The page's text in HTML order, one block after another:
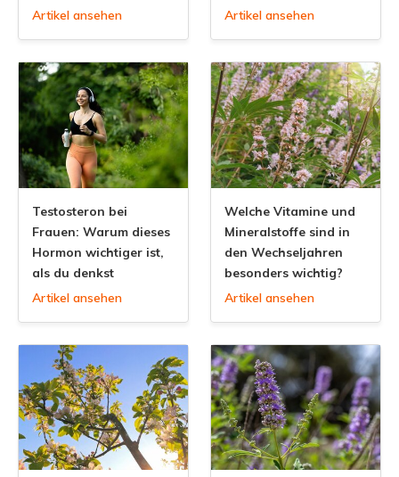
Artikel ansehen
Artikel ansehen
Testosteron bei
Frauen: Warum dieses
Hormon wichtiger ist,
als du denkst
Artikel ansehen
Welche Vitamine und
Mineralstoffe sind in
den Wechseljahren
besonders wichtig?
Artikel ansehen